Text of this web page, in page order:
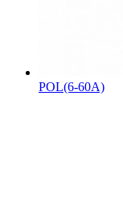
POL(6-60A)